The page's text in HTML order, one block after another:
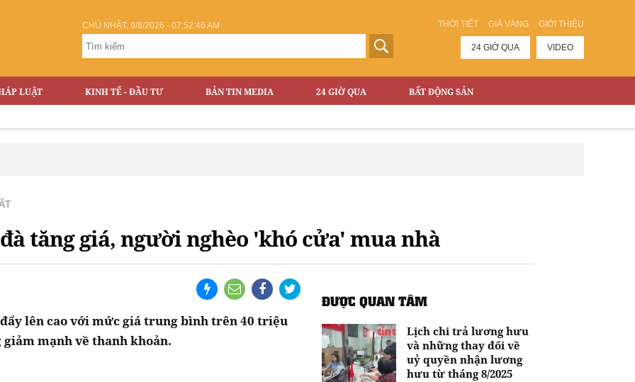
THỜI TIẾT GIÁ VÀNG GIỚI THIỆU
CHỦ NHẬT, 9/8/2026 - 07:52:47 AM
24 GIỜ QUA VIDEO
LUẬT KINH TẾ - ĐẦU TƯ BẢN TIN MEDIA 24 GIỜ QUA BẤT ĐỘNG SẢN
tăng giá, người nghèo 'khó cửa' mua nhà
lên cao với mức giá trung bình trên 40 triệu
mạnh về thanh khoản.
ĐƯỢC QUAN TÂM
Lịch chi trả lương hưu
và những thay đổi về
uỷ quyền nhận lương
hưu từ tháng 8/2025